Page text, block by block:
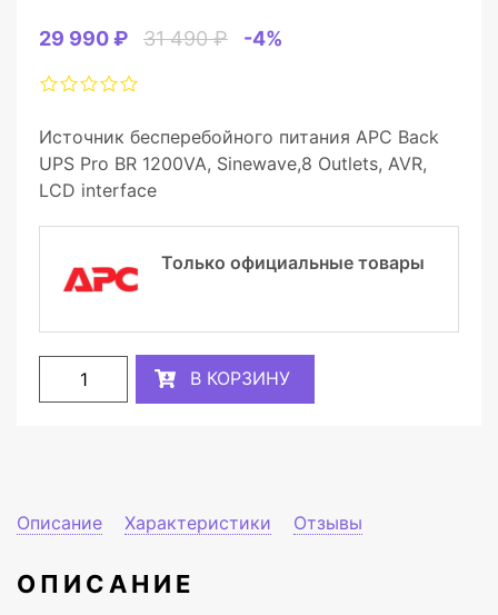
29 990 ₽ 31 490 ₽ -4%
Источник бесперебойного питания APC Back
UPS Pro BR 1200VA, Sinewave,8 Outlets, AVR,
LCD interface
Только официальные товары
В КОРЗИНУ
Описание Характеристики Отзывы
ОПИСАНИЕ